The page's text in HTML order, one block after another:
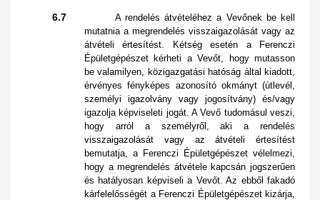
6.7 A rendelés átvételéhez a Vevőnek be kell
mutatnia a megrendelés visszaigazolását vagy az
átvételi értesítést. Kétség esetén a Ferenczi
Épületgépészet kérheti a Vevőt, hogy mutasson
be valamilyen, közigazgatási hatóság által kiadott,
érvényes fényképes azonosító okmányt (útlevél,
személyi igazolvány vagy jogosítvány) és/vagy
igazolja képviseleti jogát. A Vevő tudomásul veszi,
hogy arról a személyről, aki a rendelés
visszaigazolását vagy az átvételi értesítést
bemutatja, a Ferenczi Épületgépészet vélelmezi,
hogy a megrendelés átvétele kapcsán jogszerűen
és hatályosan képviseli a Vevőt. Az ebből fakadó
kárfelelősségét a Ferenczi Épületgépészet kizárja,